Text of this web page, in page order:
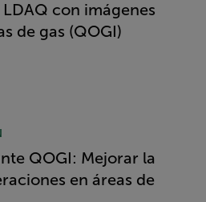
con imágenes
de gas (QOGI)
QOGI: Mejorar la
en áreas de